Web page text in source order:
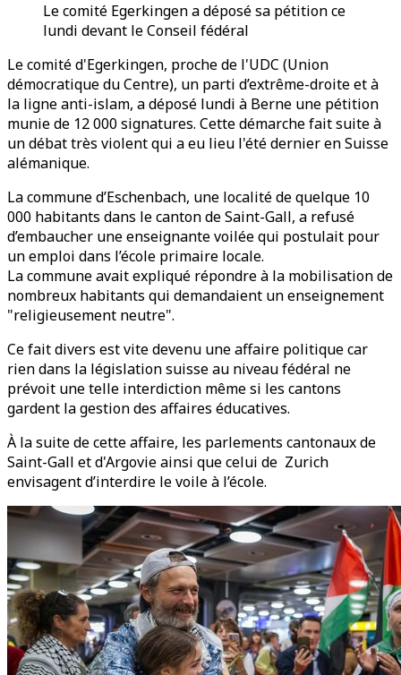
Le comité Egerkingen a déposé sa pétition ce
lundi devant le Conseil fédéral
Le comité d'Egerkingen, proche de l'UDC (Union
démocratique du Centre), un parti d’extrême-droite et à
la ligne anti-islam, a déposé lundi à Berne une pétition
munie de 12 000 signatures. Cette démarche fait suite à
un débat très violent qui a eu lieu l'été dernier en Suisse
alémanique.
La commune d’Eschenbach, une localité de quelque 10
000 habitants dans le canton de Saint-Gall, a refusé
d’embaucher une enseignante voilée qui postulait pour
un emploi dans l’école primaire locale.
La commune avait expliqué répondre à la mobilisation de
nombreux habitants qui demandaient un enseignement
"religieusement neutre".
Ce fait divers est vite devenu une affaire politique car
rien dans la législation suisse au niveau fédéral ne
prévoit une telle interdiction même si les cantons
gardent la gestion des affaires éducatives.
À la suite de cette affaire, les parlements cantonaux de
Saint-Gall et d'Argovie ainsi que celui de Zurich
envisagent d’interdire le voile à l’école.